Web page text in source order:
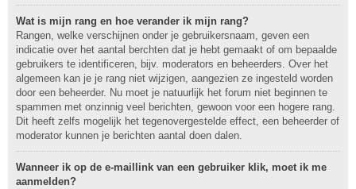
Wat is mijn rang en hoe verander ik mijn rang?
Rangen, welke verschijnen onder je gebruikersnaam, geven een
indicatie over het aantal berchten dat je hebt gemaakt of om bepaalde
gebruikers te identificeren, bijv. moderators en beheerders. Over het
algemeen kan je je rang niet wijzigen, aangezien ze ingesteld worden
door een beheerder. Nu moet je natuurlijk het forum niet beginnen te
spammen met onzinnig veel berichten, gewoon voor een hogere rang.
Dit heeft zelfs mogelijk het tegenovergestelde effect, een beheerder of
moderator kunnen je berichten aantal doen dalen.
Wanneer ik op de e-maillink van een gebruiker klik, moet ik me
aanmelden?